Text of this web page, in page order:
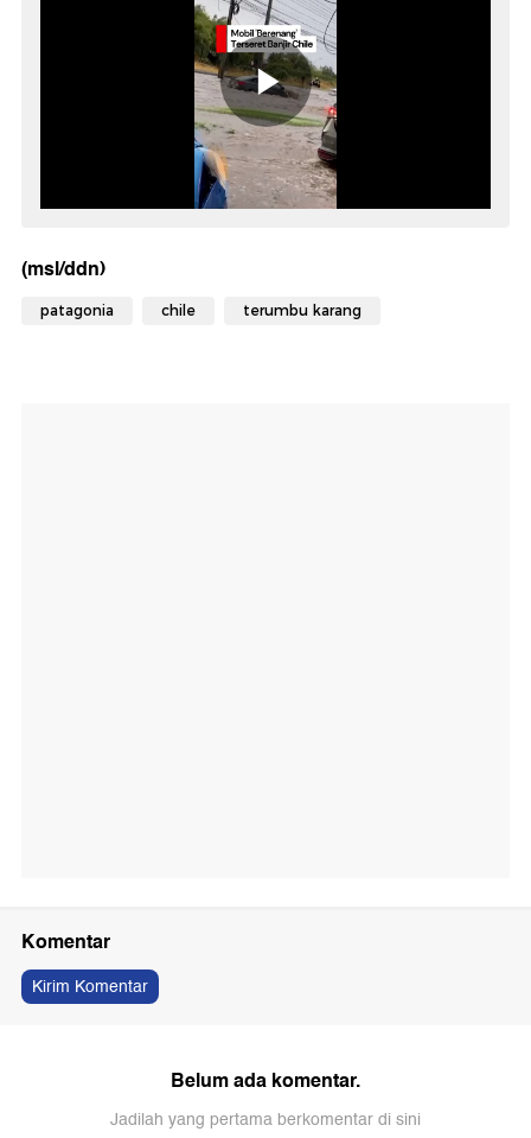
(msl/ddn)
patagonia chile terumbu karang
Komentar
Kirim Komentar
Belum ada komentar.
Jadilah yang pertama berkomentar di sini